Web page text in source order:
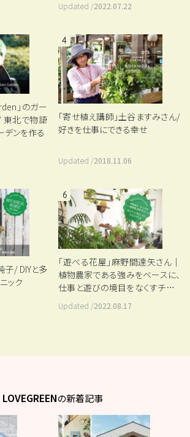
Updated /2022.07.22
」のガー
東北で物語
デンを作る
4
「寄せ植え講師」土谷ますみさん/
好きを仕事にできる幸せ
Updated /2018.11.06
子/ DIYと多
ック
6
「遊べる花屋」麻野間達矢さん｜
植物農家である強みをベースに、
仕事と遊びの境目をなくすチャレ
ンジ
Updated /2022.08.17
LOVEGREENの新着記事